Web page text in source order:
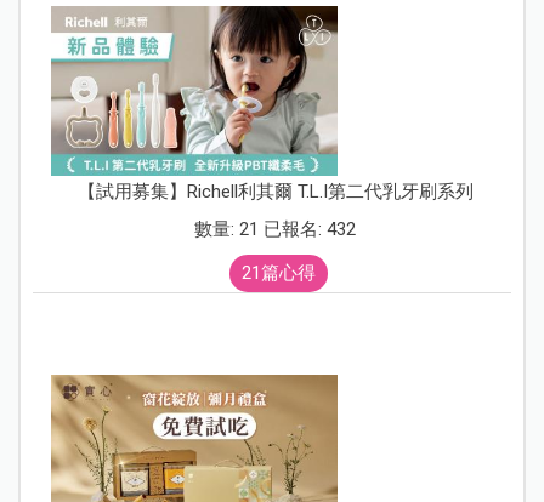
【試用募集】Richell利其爾 T.L.I第二代乳牙刷系列
數量: 21 已報名: 432
21篇心得